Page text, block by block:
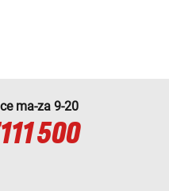
ma-za 9-20
500